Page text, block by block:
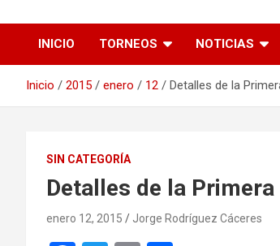
Patines y
INICIO TORNEOS NOTICIAS
Inicio 2015 enero 12 Detalles de la
SIN CATEGORÍA
Detalles de la Primera
enero 12, 2015 Jorge Rodríguez Cáceres